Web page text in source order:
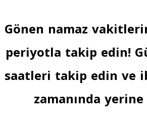
Gönen namaz
periyotla takip edin!
saatleri takip edin ve
zamanında